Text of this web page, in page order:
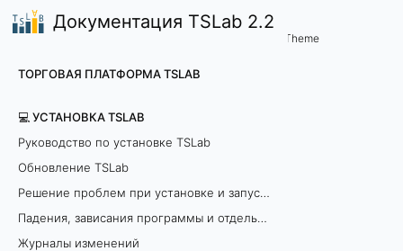
Документация TSLab 2.2
ТОРГОВАЯ ПЛАТФОРМА TSLAB
💻 УСТАНОВКА TSLAB
Руководство по установке TSLab
Обновление TSLab
Решение проблем при установке и запуске программы
Падения, зависания программы и отдельных модулей
Журналы изменений
💼 Поставщики данных
е
Theme